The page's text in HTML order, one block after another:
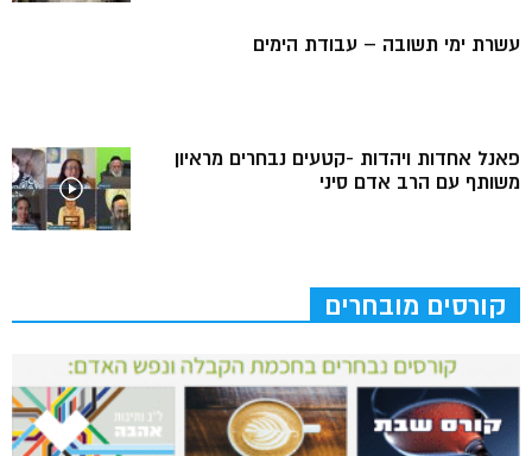
עשרת ימי תשובה – עבודת הימים
פאנל אחדות ויהדות -קטעים נבחרים מראיון
משותף עם הרב אדם סיני
קורסים מובחרים